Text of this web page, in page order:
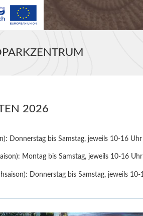
2026
Donnerstag bis Samstag, jeweils 10-16 Uhr
Montag bis Samstag, jeweils 10-16 Uhr
Donnerstag bis Samstag, jeweils